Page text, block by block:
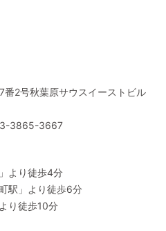
番2号秋葉原サウスイーストビル
3865-3667
より徒歩4分
駅」より徒歩6分
り徒歩10分